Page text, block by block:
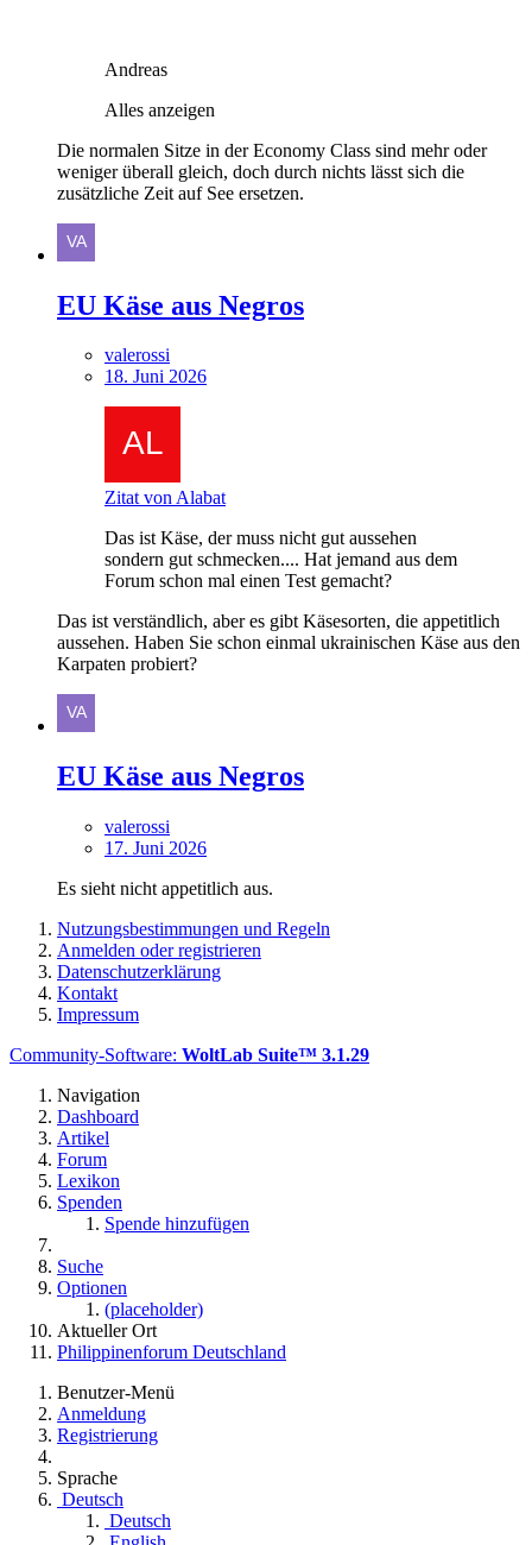
Andreas
Alles anzeigen
Die normalen Sitze in der Economy Class sind mehr oder
weniger überall gleich, doch durch nichts lässt sich die
zusätzliche Zeit auf See ersetzen.
EU Käse aus Negros
valerossi
18. Juni 2026
Zitat von Alabat
Das ist Käse, der muss nicht gut aussehen
sondern gut schmecken.... Hat jemand aus dem
Forum schon mal einen Test gemacht?
Das ist verständlich, aber es gibt Käsesorten, die appetitlich
aussehen. Haben Sie schon einmal ukrainischen Käse aus den
Karpaten probiert?
EU Käse aus Negros
valerossi
17. Juni 2026
Es sieht nicht appetitlich aus.
Nutzungsbestimmungen und Regeln
Anmelden oder registrieren
Datenschutzerklärung
Kontakt
Impressum
Community-Software: WoltLab Suite™ 3.1.29
Navigation
Dashboard
Artikel
Forum
Lexikon
Spenden
Spende hinzufügen
Suche
Optionen
(placeholder)
Aktueller Ort
Philippinenforum Deutschland
Benutzer-Menü
Anmeldung
Registrierung
Sprache
Deutsch
Deutsch